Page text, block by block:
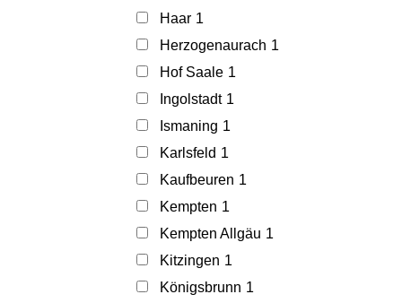
Haar 1
Herzogenaurach 1
Hof Saale 1
Ingolstadt 1
Ismaning 1
Karlsfeld 1
Kaufbeuren 1
Kempten 1
Kempten Allgäu 1
Kitzingen 1
Königsbrunn 1